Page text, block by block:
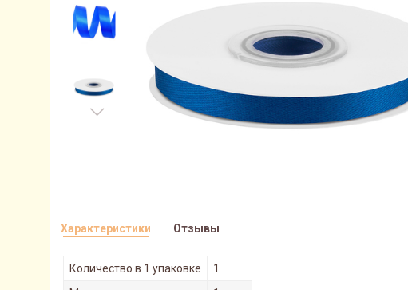
Характеристики
Количество в 1 упаковке
1
Отзывы